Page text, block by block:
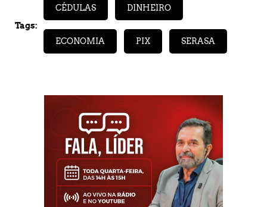
Tags:
CÉDULAS DINHEIRO
ECONOMIA PIX SERASA